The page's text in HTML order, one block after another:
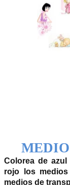
Colorea de
rojo los
medios de